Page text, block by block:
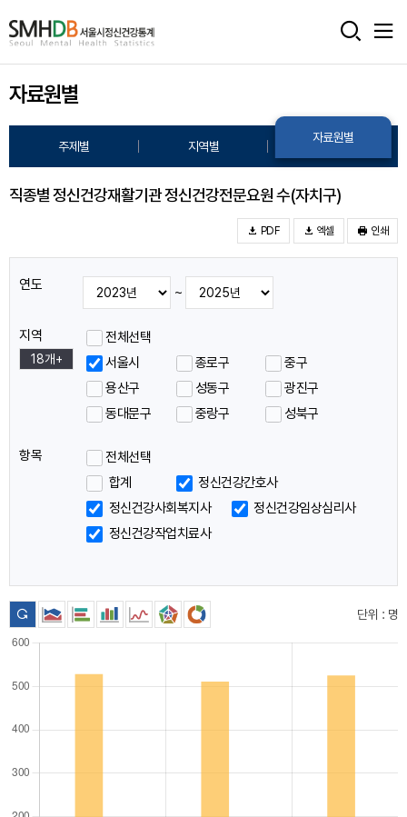
서
울
시
정
신
건
통
계
홈
으
동
자료원별
주제별 지역별
자료원별
직종별 정신건강재활기관 정신건강전문요원 수(자치구)
PDF 엑셀 인쇄
연도 ~
지역
18개+
전체선택
서울시
종로구
중구
용산구
성동구
광진구
동대문구
중랑구 성북구
항목
전체선택
합계
정신건강간호사
정신건강사회복지사
정신건강임상심리사
정신건강작업치료사
단위 : 명